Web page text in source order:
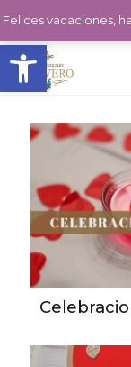
Abrir barra de
Felices vacaciones,